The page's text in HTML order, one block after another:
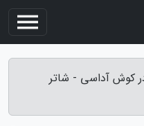
کوش آداسی - شاتر